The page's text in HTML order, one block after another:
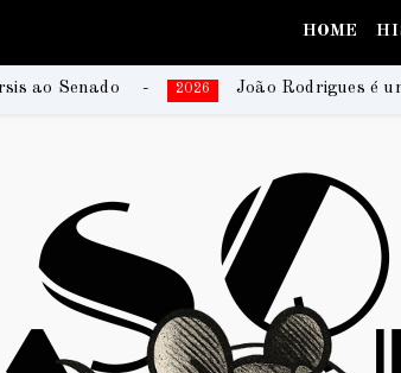
HOME
João Rodrigues é um dos escritores da